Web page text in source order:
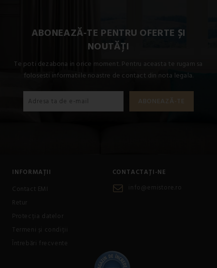
ABONEAZĂ-TE PENTRU OFERTE ȘI
NOUTĂȚI
Te poti dezabona in orice moment. Pentru aceasta te rugam sa
folosesti informatiile noastre de contact din nota legala.
INFORMAȚII
Contact EMI
Retur
Protecția datelor
Termeni și condiții
Întrebări frecvente
CONTACTAȚI-NE
info@emistore.ro